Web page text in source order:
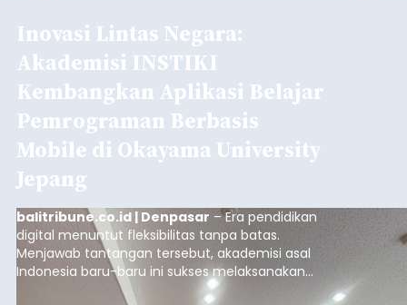
Inovasi Lintas Negara:
Akademisi INSTIKI
Kembangkan Aplikasi Belajar
Pemrograman Berbasis
Mobile di Okayama University
Jepang
balitribune.co.id | Denpasar – Era pendidikan
digital menuntut fleksibilitas tanpa batas.
Menjawab tantangan tersebut, akademisi asal
Indonesia baru-baru ini sukses melaksanakan
program Pengabdian Kepada Masyarakat (PKM)